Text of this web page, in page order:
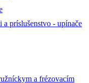
a príslušenstvo - upínače
a frézovacím